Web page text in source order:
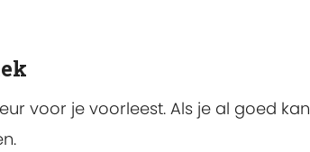
voor je voorleest. Als je al goed kan